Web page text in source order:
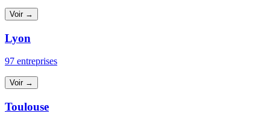
Voir →
Lyon
97 entreprises
Voir →
Toulouse